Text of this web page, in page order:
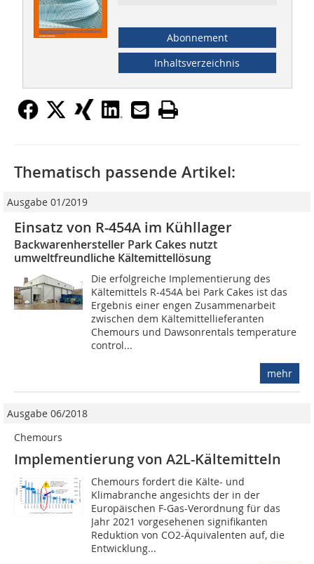
Abonnement
Inhaltsverzeichnis
Thematisch passende Artikel:
Ausgabe 01/2019
Einsatz von R-454A im Kühllager
Backwarenhersteller Park Cakes nutzt
umweltfreundliche Kältemittellösung
Die erfolgreiche Implementierung des
Kältemittels R-454A bei Park Cakes ist das
Ergebnis einer engen Zusammenarbeit
zwischen dem Kältemittellieferanten
Chemours und Dawsonrentals temperature
control...
mehr
Ausgabe 06/2018
Chemours
Implementierung von A2L-Kältemitteln
Chemours fordert die Kälte- und
Klimabranche angesichts der in der
Europäischen F-Gas-Verordnung für das
Jahr 2021 vorgesehenen signifikanten
Reduktion von CO2-Äquivalenten auf, die
Entwicklung...